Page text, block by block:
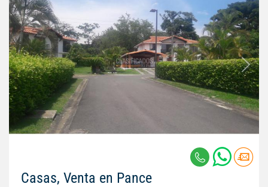
Casas, Venta en Pance